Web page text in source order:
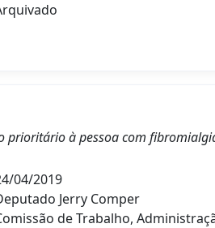
prioritário à pessoa com
04/2019
Jerry Comper
de Trabalho,